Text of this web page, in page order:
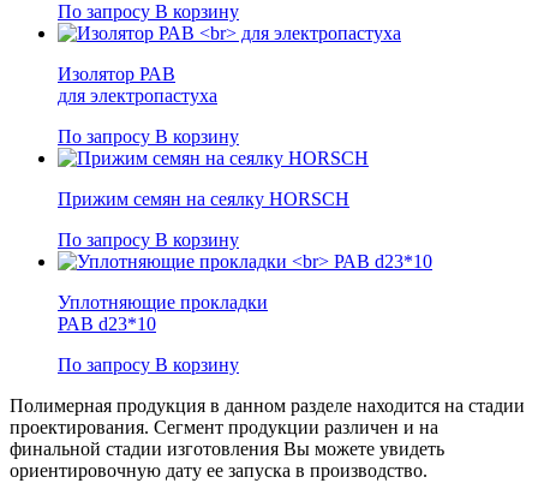
По запросу В корзину
Изолятор РАВ
для электропастуха
По запросу В корзину
Прижим семян на сеялку HORSCH
По запросу В корзину
Уплотняющие прокладки
РАВ d23*10
По запросу В корзину
Полимерная продукция в данном разделе находится на стадии
проектирования. Сегмент продукции различен и на
финальной стадии изготовления Вы можете увидеть
ориентировочную дату ее запуска в производство.